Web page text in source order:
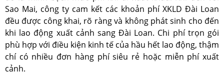
Sao Mai, công ty cam kết các khoản phí XKLD Đài Loan
đều được công khai, rõ ràng và không phát sinh cho đến
khi lao động xuất cảnh sang Đài Loan. Chi phí trọn gói
phù hợp với điều kiện kinh tế của hầu hết lao động, thậm
chí có nhiều đơn hàng phí siêu rẻ hoặc miễn phí xuất
cảnh.